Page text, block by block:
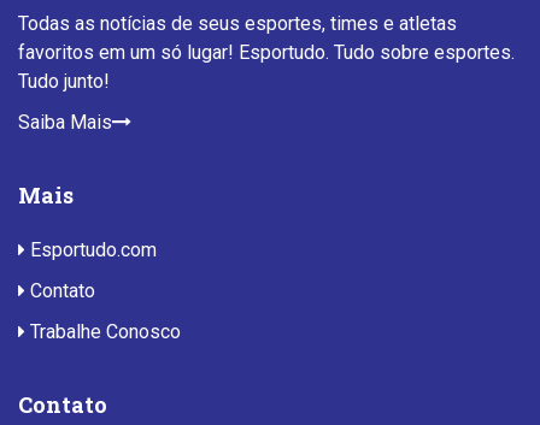
Todas as notícias de seus esportes, times e atletas
favoritos em um só lugar! Esportudo. Tudo sobre esportes.
Tudo junto!
Saiba Mais
Mais
Esportudo.com
Contato
Trabalhe Conosco
Contato